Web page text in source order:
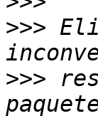
>>>
>>>